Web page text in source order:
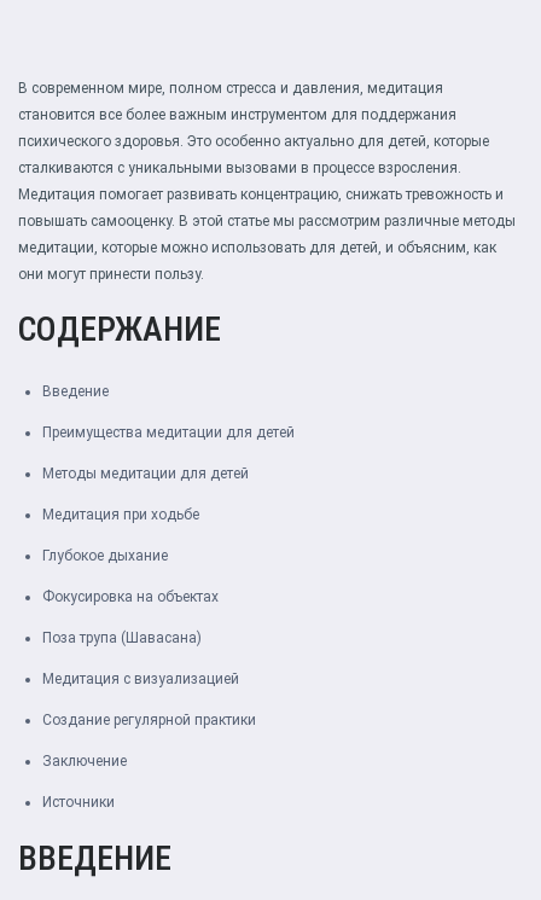
В современном мире, полном стресса и давления, медитация
становится все более важным инструментом для поддержания
психического здоровья. Это особенно актуально для детей, которые
сталкиваются с уникальными вызовами в процессе взросления.
Медитация помогает развивать концентрацию, снижать тревожность и
повышать самооценку. В этой статье мы рассмотрим различные методы
медитации, которые можно использовать для детей, и объясним, как
они могут принести пользу.
СОДЕРЖАНИЕ
Введение
Преимущества медитации для детей
Методы медитации для детей
Медитация при ходьбе
Глубокое дыхание
Фокусировка на объектах
Поза трупа (Шавасана)
Медитация с визуализацией
Создание регулярной практики
Заключение
Источники
ВВЕДЕНИЕ